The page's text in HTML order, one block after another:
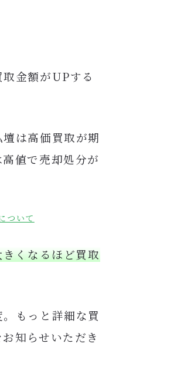
金額がUPする
は高価買取が期
値で売却処分が
ついて
くなるほど買取
もっと詳細な買
知らせいただき